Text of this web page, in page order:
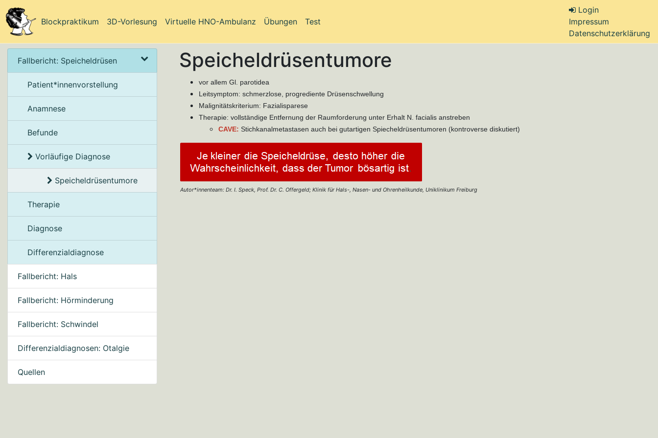
Blockpraktikum 3D-Vorlesung Virtuelle HNO-Ambulanz Übungen Test
Login
Impressum
Datenschutzerklärung
Fallbericht: Speicheldrüsen
Patient*innenvorstellung
Anamnese
Befunde
Vorläufige Diagnose
Speicheldrüsentumore
Therapie
Diagnose
Differenzialdiagnose
Fallbericht: Hals
Fallbericht: Hörminderung
Fallbericht: Schwindel
Differenzialdiagnosen: Otalgie
Quellen
Speicheldrüsentumore
vor allem Gl. parotidea
Leitsymptom: schmerzlose, progrediente Drüsenschwellung
Malignitätskriterium: Fazialisparese
Therapie: vollständige Entfernung der Raumforderung unter Erhalt N. facialis anstreben
CAVE: Stichkanalmetastasen auch bei gutartigen Spiecheldrüsentumoren (kontroverse diskutiert)
Autor*innenteam: Dr. I. Speck, Prof. Dr. C. Offergeld; Klinik für Hals-, Nasen- und Ohrenheilkunde, Uniklinikum Freiburg